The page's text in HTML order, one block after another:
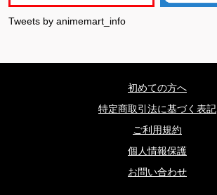
Tweets by animemart_info
初めての方へ
特定商取引法に基づく表記
ご利用規約
個人情報保護
お問い合わせ